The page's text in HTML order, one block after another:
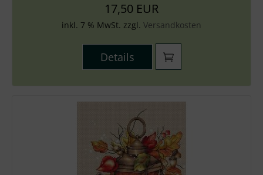
17,50 EUR
inkl. 7 % MwSt. zzgl. Versandkosten
Details